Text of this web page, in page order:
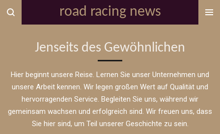
Zum
Hauptinhalt
road racing news
Jenseits des Gewöhnlichen
Hier beginnt unsere Reise. Lernen Sie unser Unternehmen und
unsere Arbeit kennen. Wir legen großen Wert auf Qualität und
hervorragenden Service. Begleiten Sie uns, während wir
gemeinsam wachsen und erfolgreich sind. Wir freuen uns, dass
Sie hier sind, um Teil unserer Geschichte zu sein.